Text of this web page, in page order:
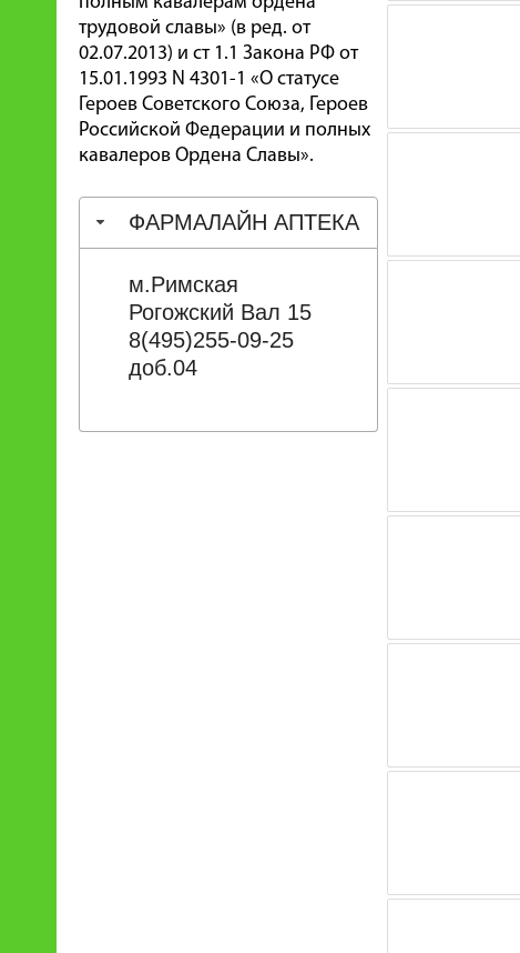
трудовой славы» (в ред. от
02.07.2013) и ст 1.1 Закона РФ от
15.01.1993 N 4301-1 «О статусе
Героев Советского Союза, Героев
Российской Федерации и полных
кавалеров Ордена Славы».
ФАРМАЛАЙН АПТЕКА
м.Римская
Рогожский Вал 15
8(495)255-09-25
доб.04